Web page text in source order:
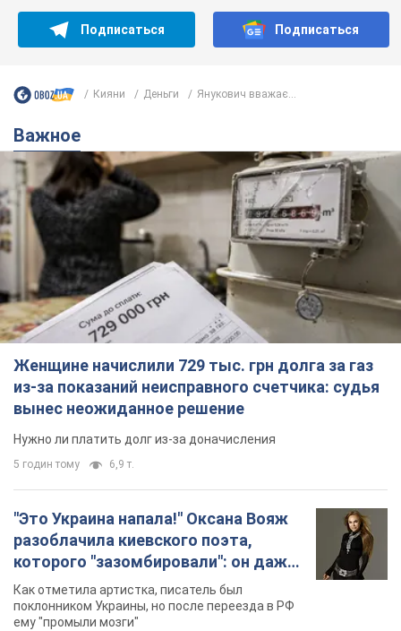
Подписаться Подписаться
Кияни Деньги Янукович вважає...
Важное
Женщине начислили 729 тыс. грн долга за газ
из-за показаний неисправного счетчика: судья
вынес неожиданное решение
Нужно ли платить долг из-за доначисления
5 годин тому 6,9 т.
"Это Украина напала!" Оксана Вояж
разоблачила киевского поэта,
которого "зазомбировали": он даже
русского не знал, а теперь хочет
геноцида украинцев
Как отметила артистка, писатель был
поклонником Украины, но после переезда в РФ
ему "промыли мозги"